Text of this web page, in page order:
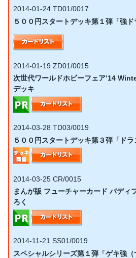
2014-01-24 TD01/0017
５００円スタートデッキ第１弾「強ド
2014-01-19 ZD01/0015
次世代ワールドホビーフェア’14
デッキ
2014-03-28 TD03/0019
５００円スタートデッキ第３弾「ドラ
2014-03-25 CR/0015
まんが版 フューチャーカード バディ
ろく
2014-11-21 SS01/0019
スペシャルシリーズ第１弾「ゲキ強